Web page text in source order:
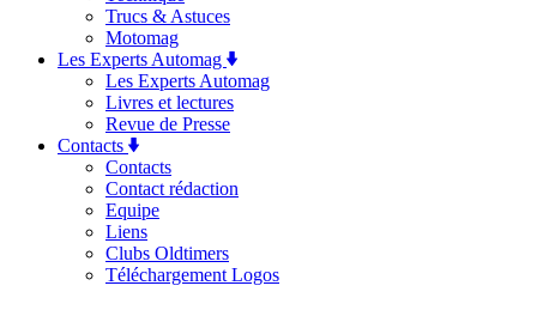
Trucs & Astuces
Motomag
Les Experts Automag
Les Experts Automag
Livres et lectures
Revue de Presse
Contacts
Contacts
Contact rédaction
Equipe
Liens
Clubs Oldtimers
Téléchargement Logos